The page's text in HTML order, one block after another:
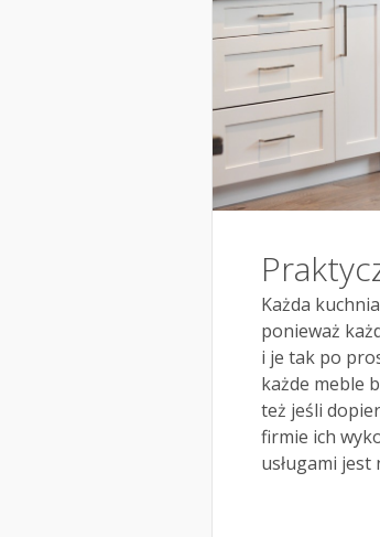
Każda
ponieważ
i je tak po
każde meble
też jeśli
firmie ich
usługami jest